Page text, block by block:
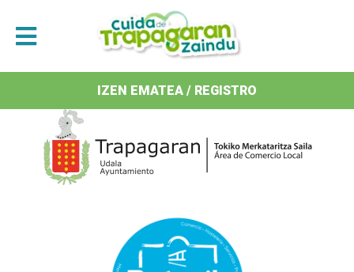
Antolatzaileak / Organizan
IZEN EMATEA / REGISTRO